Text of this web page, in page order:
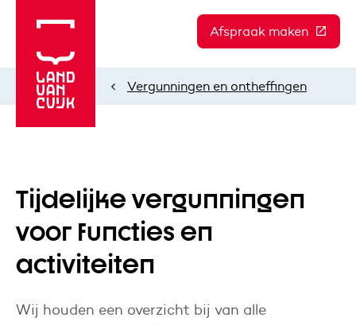
Afspraak maken (Deze
HomeVergunningen en ontheffingen
Tijdelijke vergunningen
voor functies en
activiteiten
Wij houden een overzicht bij van alle